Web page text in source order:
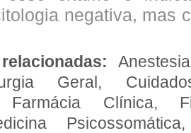
negativa, mas
Geral,
Farmácia Clínica,